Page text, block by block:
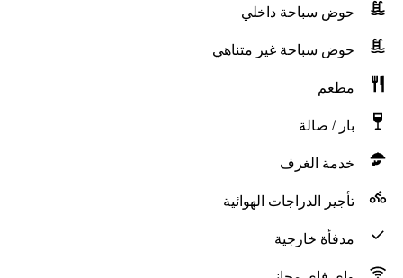
حوض سباحة داخلي
حوض سباحة غير متناهي
مطعم
بار / صالة
خدمة الغرف
تأجير الدراجات الهوائية
مدفأة خارجية